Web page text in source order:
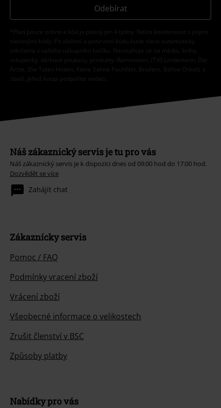
Odebírat
*Platí pouze online a kód je platný jen 4 týdny. Nelze kombinovat s jinými
slevovými kódy. Po vložení a potvrzení kódu bude sleva automaticky
odečtena z vašeho nákupního košíku. Nevztahuje se na média, knihy,
vstupenky, dárkové poukazy, produkty: Rammstein, (Till) Lindemann, Die
Ärzte, Die Toten Hosen, Feine Sahne Fischfilet, Broilers, Böhse Onkelz a
zboží, jehož koupí podpoříte nadaci.
Náš zákaznický servis je tu pro vás
Náš zákaznický servis je k dispozici dnes od 09:00 hod do 17:00 hod.
Dozvědět se více
Zahájit chat
Zákaznícky servis
Pomoc / FAQ
Podmínky vracení zboží
Vrácení zboží
Všeobecné informace o velikostech
Zrušit členství v BSC
Způsoby platby
Nabídky pro vás